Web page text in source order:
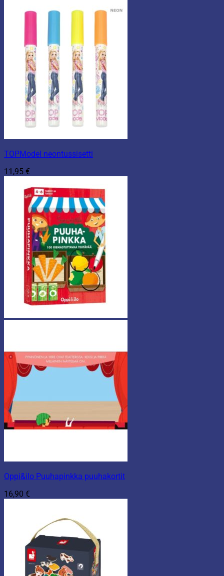
TOPModel neontussisetti
11,95 €
Oppi&ilo Puuhapinkka puuhakortit
16,90 €